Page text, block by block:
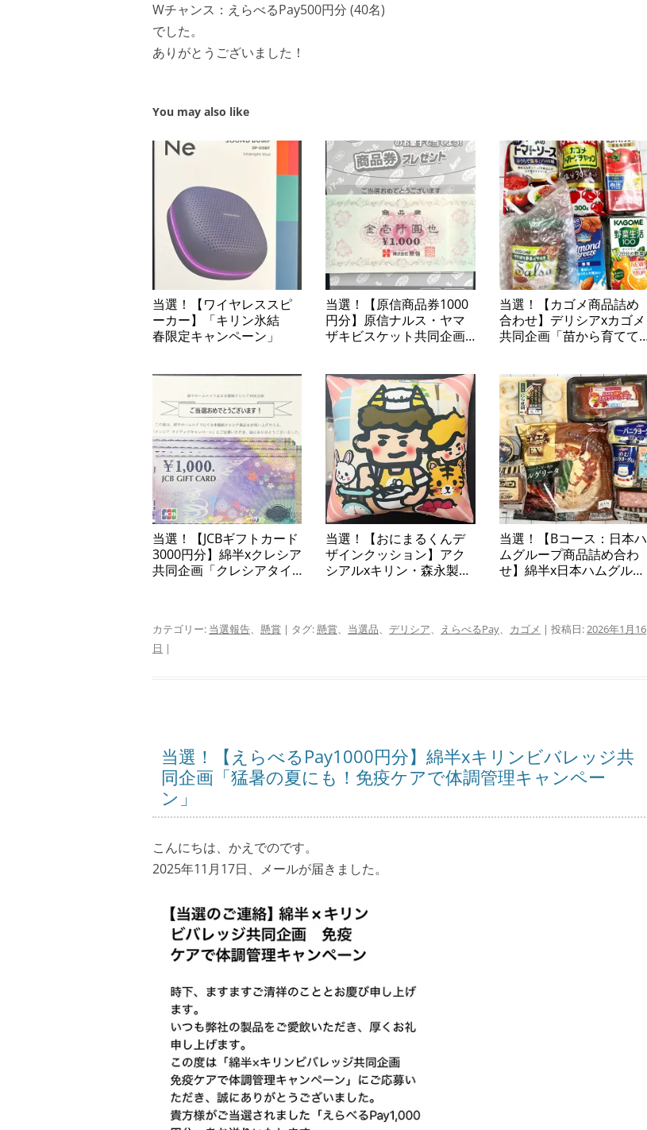
Wチャンス：えらべるPay500円分 (40名)
でした。
ありがとうございました！
You may also like
当選！【ワイヤレススピ
ーカー】「キリン氷結
春限定キャンペーン」
当選！【原信商品券1000
円分】原信ナルス・ヤマ
ザキビスケット共同企画
券プレゼント」
当選！【カゴメ商品詰め
合わせ】デリシアxカゴメ
共同企画「苗から育てて
ン」
当選！【JCBギフトカード
3000円分】綿半xクレシア
共同企画「クレシアタイ
当選！【おにまるくんデ
ザインクッション】アク
シアルxキリン・森永製菓
ャンペーン」
当選！【Bコース：日本ハ
ムグループ商品詰め合わ
せ】綿半x日本ハムグルー
カテゴリー: 当選報告、 懸賞 | タグ:懸賞、 当選品、 デリシア、 えらべるPay、 カゴメ | 投稿日:2026年1月16
日 |
当選！【えらべるPay1000円分】綿半xキリンビバレッジ共
同企画「猛暑の夏にも！免疫ケアで体調管理キャンペー
ン」
こんにちは、かえでのです。
2025年11月17日、メールが届きました。